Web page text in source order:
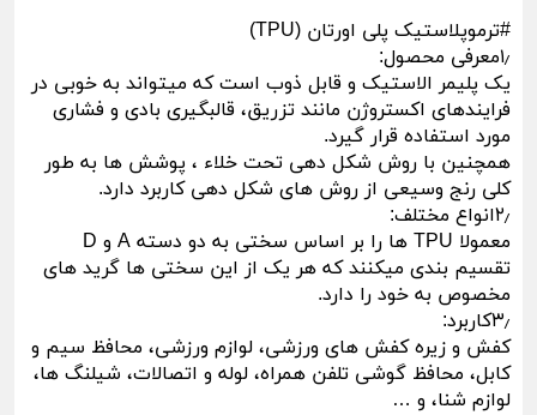
#ترموپلاستیک پلی اورتان (TPU)
۱٫معرفی محصول:
یک پلیمر الاستیک و قابل ذوب است که میتواند به خوبی در
فرایندهای اکستروژن مانند تزریق، قالبگیری بادی و فشاری
مورد استفاده قرار گیرد.
همچنین با روش شکل دهی تحت خلاء ، پوشش ها به طور
کلی رنج وسیعی از روش های شکل دهی کاربرد دارد.
۲٫انواع مختلف:
معمولا TPU ها را بر اساس سختی به دو دسته A و D
تقسیم بندی میکنند که هر یک از این سختی ها گرید های
مخصوص به خود را دارد.
۳٫کاربرد:
کفش و زیره کفش های ورزشی، لوازم ورزشی، محافظ سیم و
کابل، محافظ گوشی تلفن همراه، لوله و اتصالات، شیلنگ ها،
لوازم شنا، و …